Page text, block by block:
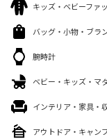
キッズ・ベビーファ
バッグ・小物・ブラ
腕時計
ベビー・キッズ・マ
インテリア・家具・
アウトドア・キャン